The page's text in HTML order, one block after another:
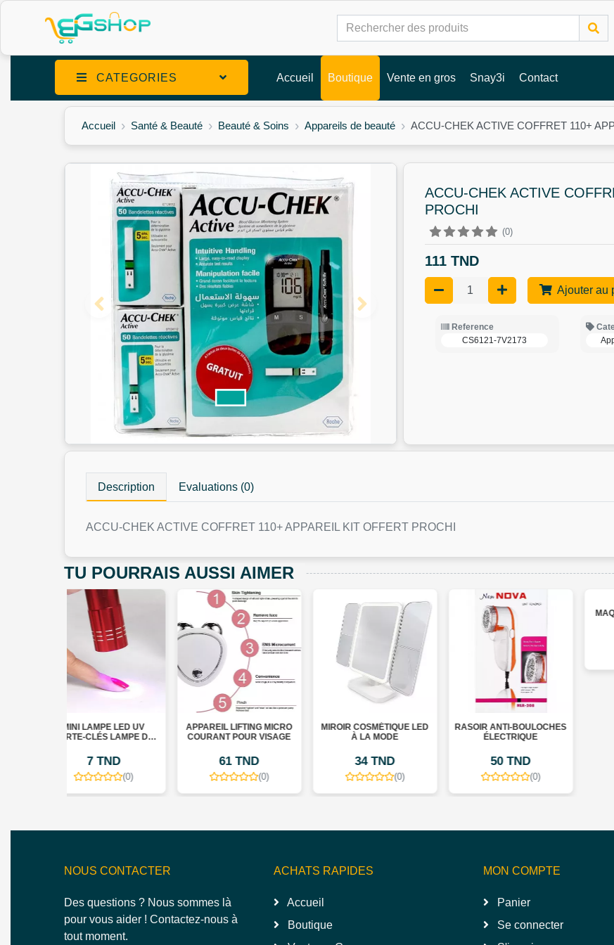
CATEGORIES Accueil Boutique Vente en gros Snay3i Contact
Accueil Santé & Beauté Beauté & Soins Appareils de beauté ACCU-CHEK ACTIVE COFFRET 110+
ACCU-CHEK ACTIVE
PROCHI
(0)
111 TND
Ajouter au
Reference
CS6121-7V2173
Description Evaluations (0)
ACCU-CHEK ACTIVE COFFRET 110+ APPAREIL KIT OFFERT PROCHI
TU POURRAIS AUSSI AIMER
LAMPE DE
APPAREIL LIFTING MICRO
COURANT POUR VISAGE
MIROIR COSMÉTIQUE LED
À LA MODE
RASOIR ANTI-BOULOCHES
ÉLECTRIQUE
UN MIROIR DE
MAQUILLAGE LUMINEUX
39 TND
NOUS CONTACTER
Des questions ? Nous sommes là
pour vous aider ! Contactez-nous à
tout moment.
ACHATS RAPIDES
Accueil
Boutique
MON COMPTE
Panier
Se connecter